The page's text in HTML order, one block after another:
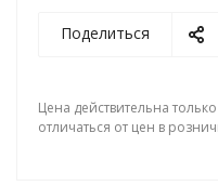
Поделиться
Цена действительна
отличаться от цен в